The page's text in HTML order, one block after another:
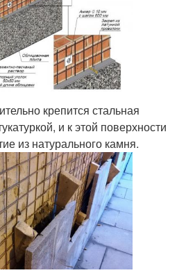
крепится стальная
и к этой поверхности
из натурального камня.